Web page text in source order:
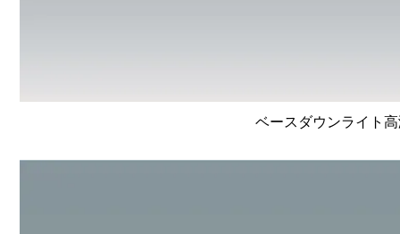
ベースダウンライト